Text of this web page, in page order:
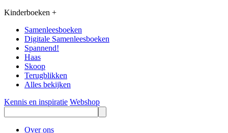
Kinderboeken +
Samenleesboeken
Digitale Samenleesboeken
Spannend!
Haas
Skoop
Terugblikken
Alles bekijken
Kennis en inspiratie Webshop
Over ons